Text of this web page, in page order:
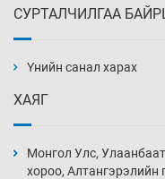
СУРТАЛЧИЛГАА
Үнийн санал харах
ХАЯГ
Монгол Улс,
хороо, Алтангэрэлийн